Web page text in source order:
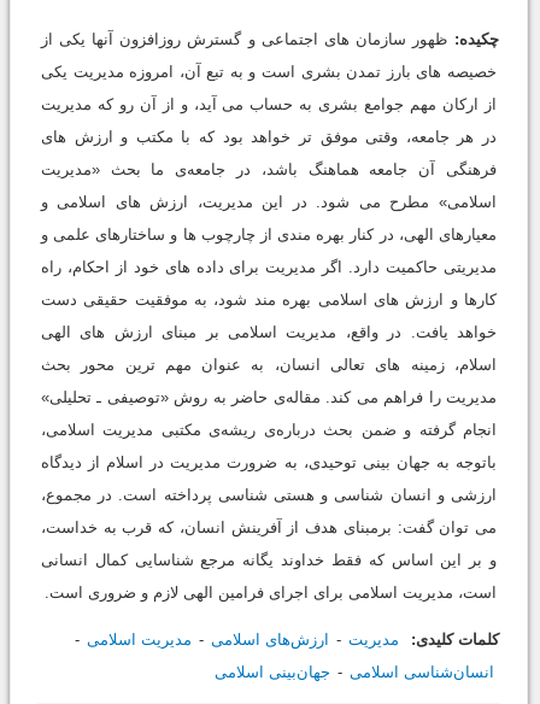
چکیده: ظهور سازمان های اجتماعی و گسترش روزافزون آنها یکی از
خصیصه های بارز تمدن بشری است و به تبع آن، امروزه مدیریت یکی
از ارکان مهم جوامع بشری به حساب می آید، و از آن رو که مدیریت
در هر جامعه، وقتی موفق تر خواهد بود که با مکتب و ارزش های
فرهنگی آن جامعه هماهنگ باشد، در جامعه‌ی ما بحث «مدیریت
اسلامی» مطرح می شود. در این مدیریت، ارزش های اسلامی و
معیارهای الهی، در کنار بهره مندی از چارچوب ها و ساختارهای علمی و
مدیریتی حاکمیت دارد. اگر مدیریت برای داده های خود از احکام، راه
کارها و ارزش های اسلامی بهره مند شود، به موفقیت حقیقی دست
خواهد یافت. در واقع، مدیریت اسلامی بر مبنای ارزش های الهی
اسلام، زمینه های تعالی انسان، به عنوان مهم ترین محور بحث
مدیریت را فراهم می کند. مقاله‌ی حاضر به روش «توصیفی ـ تحلیلی»
انجام گرفته و ضمن بحث درباره‌ی ریشه‌ی مکتبی مدیریت اسلامی،
باتوجه به جهان بینی توحیدی، به ضرورت مدیریت در اسلام از دیدگاه
ارزشی و انسان شناسی و هستی شناسی پرداخته است. در مجموع،
می توان گفت: برمبنای هدف از آفرینش انسان، که قرب به خداست،
و بر این اساس که فقط خداوند یگانه مرجع شناسایی کمال انسانی
است، مدیریت اسلامی برای اجرای فرامین الهی لازم و ضروری است.
کلمات کلیدی: مدیریت ارزش‌های اسلامی
مدیریت اسلامی
انسان‌شناسی اسلامی
جهان‌بینی اسلامی